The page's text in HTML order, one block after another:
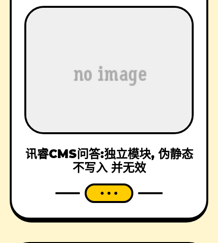
讯睿CMS问答:独立模块, 伪静态
不写入 并无效